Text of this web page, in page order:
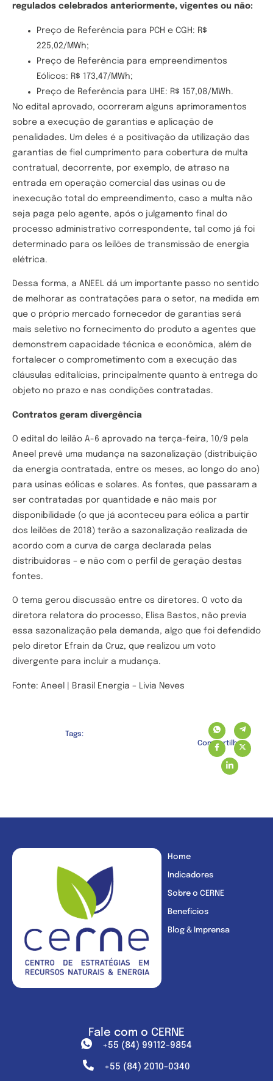
regulados celebrados anteriormente, vigentes ou não:
Preço de Referência para PCH e CGH: R$
225,02/MWh;
Preço de Referência para empreendimentos
Eólicos: R$ 173,47/MWh;
Preço de Referência para UHE: R$ 157,08/MWh.
No edital aprovado, ocorreram alguns aprimoramentos
sobre a execução de garantias e aplicação de
penalidades. Um deles é a positivação da utilização das
garantias de fiel cumprimento para cobertura de multa
contratual, decorrente, por exemplo, de atraso na
entrada em operação comercial das usinas ou de
inexecução total do empreendimento, caso a multa não
seja paga pelo agente, após o julgamento final do
processo administrativo correspondente, tal como já foi
determinado para os leilões de transmissão de energia
elétrica.
Dessa forma, a ANEEL dá um importante passo no sentido
de melhorar as contratações para o setor, na medida em
que o próprio mercado fornecedor de garantias será
mais seletivo no fornecimento do produto a agentes que
demonstrem capacidade técnica e econômica, além de
fortalecer o comprometimento com a execução das
cláusulas editalícias, principalmente quanto à entrega do
objeto no prazo e nas condições contratadas.
Contratos geram divergência
O edital do leilão A-6 aprovado na terça-feira, 10/9 pela
Aneel prevê uma mudança na sazonalização (distribuição
da energia contratada, entre os meses, ao longo do ano)
para usinas eólicas e solares. As fontes, que passaram a
ser contratadas por quantidade e não mais por
disponibilidade (o que já aconteceu para eólica a partir
dos leilões de 2018) terão a sazonalização realizada de
acordo com a curva de carga declarada pelas
distribuidoras – e não com o perfil de geração destas
fontes.
O tema gerou discussão entre os diretores. O voto da
diretora relatora do processo, Elisa Bastos, não previa
essa sazonalização pela demanda, algo que foi defendido
pelo diretor Efrain da Cruz, que realizou um voto
divergente para incluir a mudança.
Fonte: Aneel | Brasil Energia – Livia Neves
Tags:
Compartilhe:
Home
Indicadores
Sobre o CERNE
Benefícios
Blog & Imprensa
Fale com o CERNE
+55 (84) 99112-9854
+55 (84) 2010-0340